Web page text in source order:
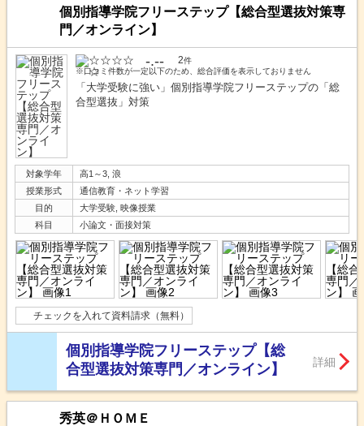
個別指導学院フリーステップ【総合型選抜対策専
門／オンライン】
-.-- 2件
※口コミ件数が一定以下のため、総合評価を表示しておりません
「大学受験に強い」個別指導学院フリーステップの「総
合型選抜」対策
対象学年
高1～3, 浪
授業形式
通信教育・ネット学習
目的
大学受験, 映像授業
科目
小論文・面接対策
チェックを入れて資料請求（無料）
個別指導学院フリーステップ【総
合型選抜対策専門／オンライン】
詳細
秀英＠ＨＯＭＥ